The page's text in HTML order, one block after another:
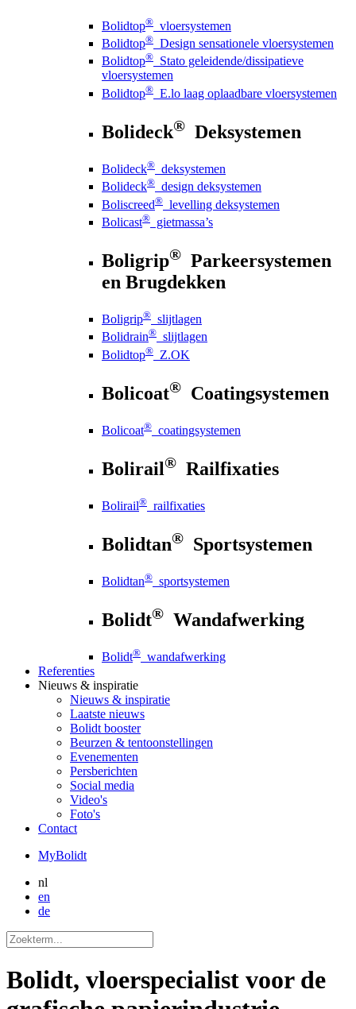
Bolidtop® vloersystemen
Bolidtop® Design sensationele vloersystemen
Bolidtop® Stato geleidende/dissipatieve
vloersystemen
Bolidtop® E.lo laag oplaadbare vloersystemen
Bolideck® Deksystemen
Bolideck® deksystemen
Bolideck® design deksystemen
Boliscreed® levelling deksystemen
Bolicast® gietmassa’s
Boligrip® Parkeersystemen
en Brugdekken
Boligrip® slijtlagen
Bolidrain® slijtlagen
Bolidtop® Z.OK
Bolicoat® Coatingsystemen
Bolicoat® coatingsystemen
Bolirail® Railfixaties
Bolirail® railfixaties
Bolidtan® Sportsystemen
Bolidtan® sportsystemen
Bolidt® Wandafwerking
Bolidt® wandafwerking
Referenties
Nieuws & inspiratie
Nieuws & inspiratie
Laatste nieuws
Bolidt booster
Beurzen & tentoonstellingen
Evenementen
Persberichten
Social media
Video's
Foto's
Contact
MyBolidt
nl
en
de
Bolidt, vloerspecialist voor de